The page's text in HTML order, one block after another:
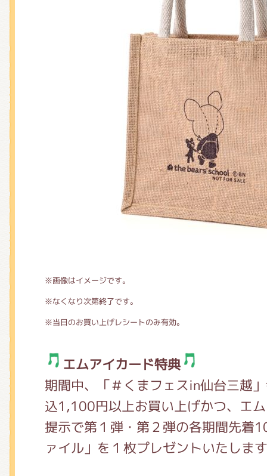
※画像はイメージです。
※なくなり次第終了です。
※当日のお買い上げレシートのみ有効。
エムアイカード特典
期間中、「＃くまフェスin仙台三越
込1,100円以上お買い上げかつ、エ
提示で第１弾・第２弾の各期間先着
ァイル」を１枚プレゼントいたしま